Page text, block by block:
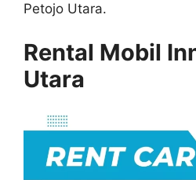
Petojo Utara.
Rental Mobil
Utara